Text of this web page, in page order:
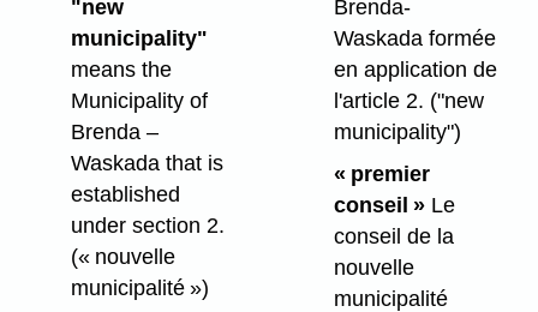
"new
municipality"
means the
Municipality of
Brenda –
Waskada that is
established
under section 2.
(« nouvelle
municipalité »)
Brenda-
Waskada formée
en application de
l'article 2. ("new
municipality")
« premier
conseil »Le
conseil de la
nouvelle
municipalité